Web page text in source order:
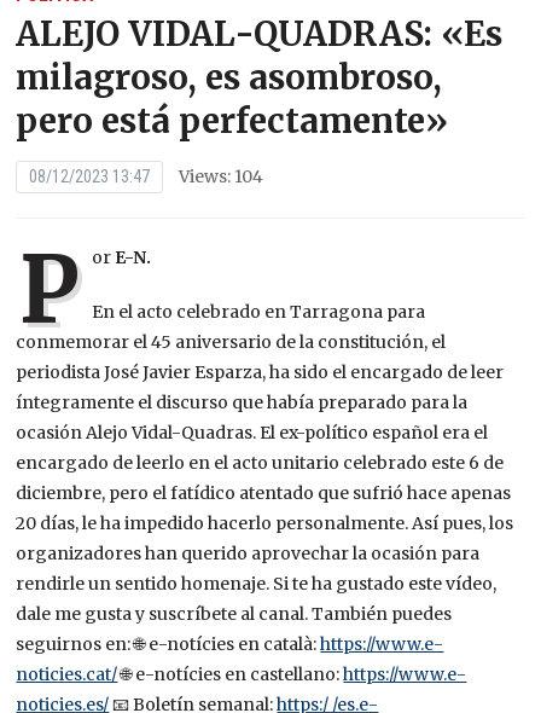
ALEJO VIDAL-QUADRAS: «Es
milagroso, es asombroso,
pero está perfectamente»
08/12/2023 13:47 Views: 104
P or E-N.
En el acto celebrado en Tarragona para
conmemorar el 45 aniversario de la constitución, el
periodista José Javier Esparza, ha sido el encargado de leer
íntegramente el discurso que había preparado para la
ocasión Alejo Vidal-Quadras. El ex-político español era el
encargado de leerlo en el acto unitario celebrado este 6 de
diciembre, pero el fatídico atentado que sufrió hace apenas
20 días, le ha impedido hacerlo personalmente. Así pues, los
organizadores han querido aprovechar la ocasión para
rendirle un sentido homenaje. Si te ha gustado este vídeo,
dale me gusta y suscríbete al canal. También puedes
seguirnos en: 🌐 e-notícies en català:https://www.e-
noticies.cat/🌐 e-notícies en castellano:https://www.e-
noticies.es/📧 Boletín semanal:https:/ /es.e-